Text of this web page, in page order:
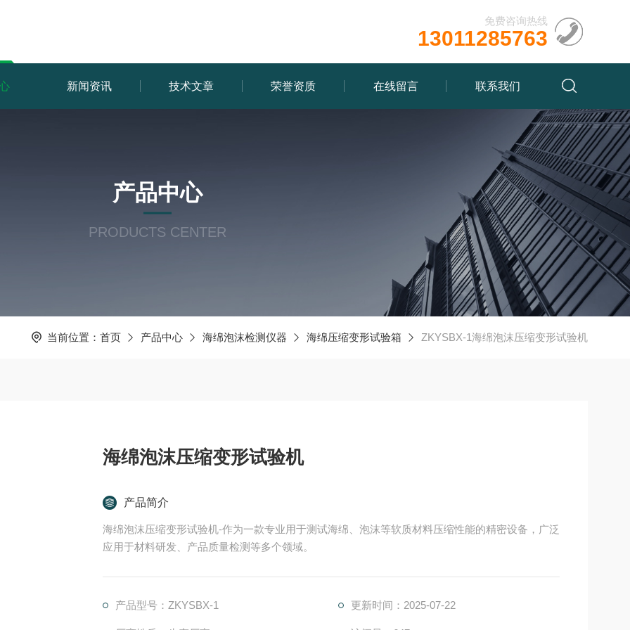
免费咨询热线
13011285763
新闻资讯 技术文章 荣誉资质 在线留言 联系我们
产品中心
PRODUCTS CENTER
当前位置： 首页 产品中心 海绵泡沫检测仪器 海绵压缩变形试验箱 ZKYSBX-1海绵泡沫压缩变形试验机
海绵泡沫压缩变形试验机
产品简介
海绵泡沫压缩变形试验机-作为一款专业用于测试海绵、泡沫等软质材料压缩性能的精密设备，广泛
应用于材料研发、产品质量检测等多个领域。
产品型号：ZKYSBX-1 更新时间：2025-07-22